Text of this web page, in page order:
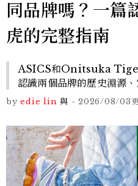
同品牌嗎？一篇
虎的完整指南
ASICS和Onitsuka Tiger
認識兩個品牌的歷史淵源
by edie lin 與 - 2026/08/03